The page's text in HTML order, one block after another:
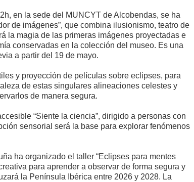
en la sede del MUNCYT de Alcobendas, se ha
de imágenes”, que combina ilusionismo, teatro de
la magia de las primeras imágenes proyectadas e
conservadas en la colección del museo. Es una
a partir del 19 de mayo.
y proyección de películas sobre eclipses, para
de estas singulares alineaciones celestes y
de manera segura.
“Siente la ciencia”, dirigido a personas con
sensorial será la base para explorar fenómenos
ha organizado el taller “Eclipses para mentes
para aprender a observar de forma segura y
la Península Ibérica entre 2026 y 2028. La